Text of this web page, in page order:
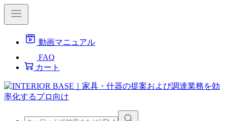
動画マニュアル
FAQ
カート